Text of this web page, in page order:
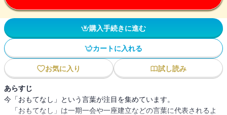
購入手続きに進む
カートに入れる
お気に入り 試し読み
あらすじ
今「おもてなし」という言葉が注目を集めています。
「おもてなし」は一期一会や一座建立などの言葉に代表されるよ